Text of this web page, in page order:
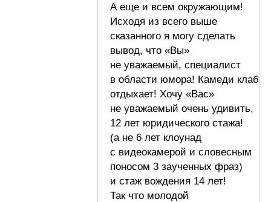
А еще и всем окружающим!
Исходя из всего выше
сказанного я могу сделать
вывод, что «Вы»
не уважаемый, специалист
в области юмора! Камеди клаб
отдыхает! Хочу «Вас»
не уважаемый очень удивить,
12 лет юридического стажа!
(а не 6 лет клоунад
с видеокамерой и словесным
поносом 3 заученных фраз)
и стаж вождения 14 лет!
Так что молодой